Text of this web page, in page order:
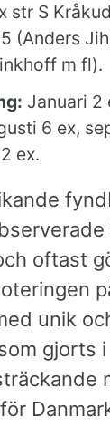
str S
(Anders
m fl).
Januari 2
6 ex,
ex.
oftast
unik
gjorts